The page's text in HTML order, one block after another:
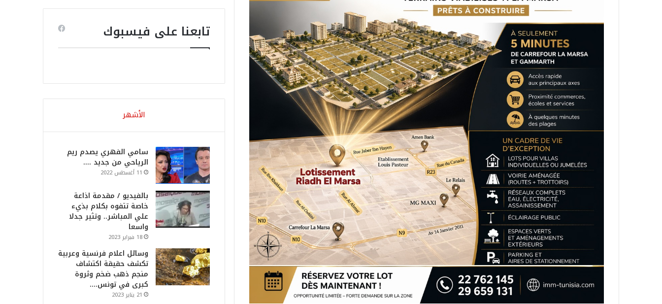
تابعنا على فيسبوك
الأشهر
سامي الفهري يصدم ريم
الرياحي من جديد ….
11 أغسطس 2022
بالفيديو / مقدمة اذاعة
خاصة تتفوه بكلام بذيء
علي المباشر.. وتثير جدلا
واسعا
18 فبراير 2023
وسائل اعلام فرنسية وعربية
تكشف حقيقة اكتشاف
منجم ذهب ضخم وثروة
كبرى في تونس….
21 يناير 2023